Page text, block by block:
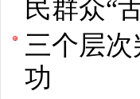
民群众“
三个层
功